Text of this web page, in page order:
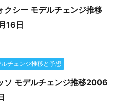
クシー モデルチェンジ推移
16日
ルチェンジ推移と予想
ソ モデルチェンジ推移2006